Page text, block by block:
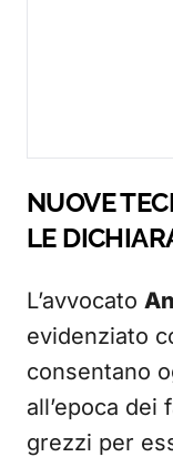
NUOVE
LE
L’avvocato
evidenziato
consentano
all’epoca
grezzi per